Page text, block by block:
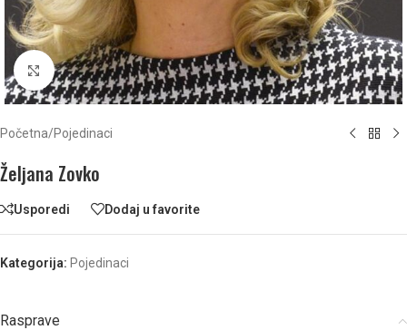
Click to enlarge
Početna/Pojedinaci
Željana Zovko
Usporedi Dodaj u favorite
Kategorija: Pojedinaci
Rasprave